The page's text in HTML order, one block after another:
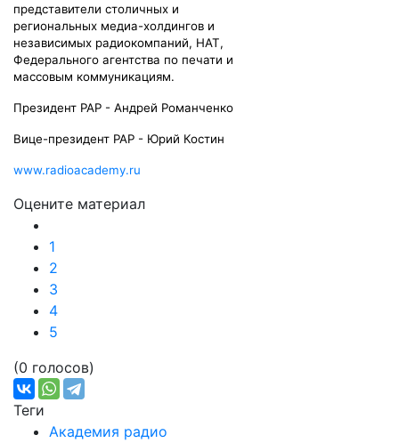
представители столичных и
региональных медиа-холдингов и
независимых радиокомпаний, НАТ,
Федерального агентства по печати и
массовым коммуникациям.
Президент РАР - Андрей Романченко
Вице-президент РАР - Юрий Костин
www.radioacademy.ru
Оцените материал
1
2
3
4
5
(0 голосов)
Теги
Академия радио